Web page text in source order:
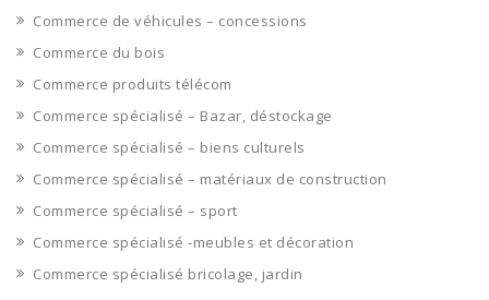
Commerce de véhicules – concessions
Commerce du bois
Commerce produits télécom
Commerce spécialisé – Bazar, déstockage
Commerce spécialisé – biens culturels
Commerce spécialisé – matériaux de construction
Commerce spécialisé – sport
Commerce spécialisé -meubles et décoration
Commerce spécialisé bricolage, jardin